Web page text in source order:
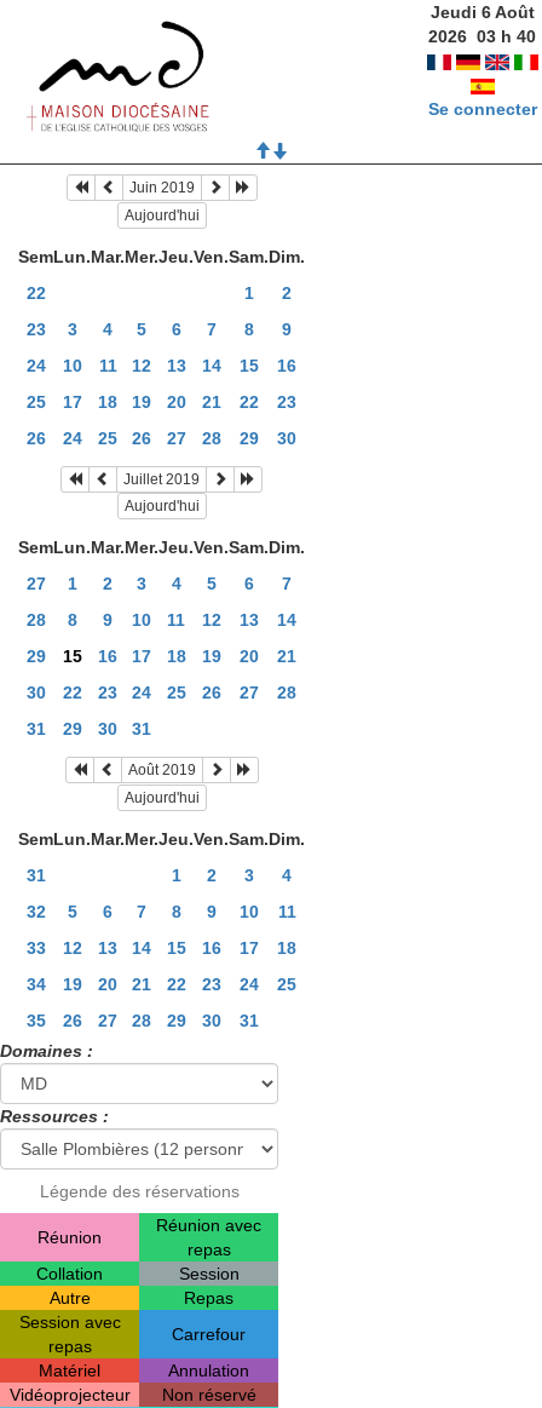
Jeudi 6 Août
2026 03 h40
Se connecter
Juin 2019
Aujourd'hui
SemLun.Mar.Mer.Jeu.Ven.Sam.Dim.
22
1
2
23
3 4 5 6 7 8
9
24
10 11 12 13 14 15
16
25
17 18 19 20 21 22
23
26
24 25 26 27 28 29 30
Juillet 2019
Aujourd'hui
SemLun.Mar.Mer.Jeu.Ven.Sam.Dim.
27
1 2 3 4 5 6
7
28
8 9 10 11 12 13
14
29
15 16 17 18 19 20
21
30
22 23 24 25 26 27
28
31
29 30 31
Août 2019
Aujourd'hui
SemLun.Mar.Mer.Jeu.Ven.Sam.Dim.
31
1 2 3
4
32
5 6 7 8 9 10
11
33
12 13 14 15 16 17
18
34
19 20 21 22 23 24
25
35
26 27 28 29 30
31
Domaines :
Ressources :
Légende des réservations
Réunion
Réunion avec
repas
Collation
Session
Autre
Repas
Session avec
repas
Carrefour
Matériel
Annulation
Vidéoprojecteur
Non réservé